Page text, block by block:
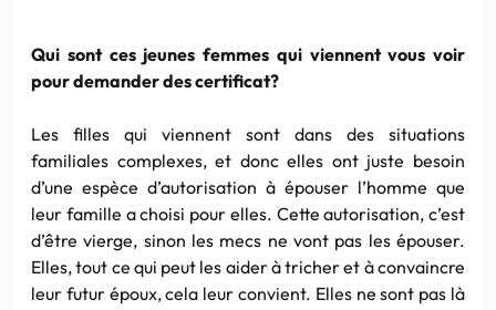
Qui sont ces jeunes femmes qui viennent vous voir
pour demander des certificat?
Les filles qui viennent sont dans des situations
familiales complexes, et donc elles ont juste besoin
d’une espèce d’autorisation à épouser l’homme que
leur famille a choisi pour elles. Cette autorisation, c’est
d’être vierge, sinon les mecs ne vont pas les épouser.
Elles, tout ce qui peut les aider à tricher et à convaincre
leur futur époux, cela leur convient. Elles ne sont pas là